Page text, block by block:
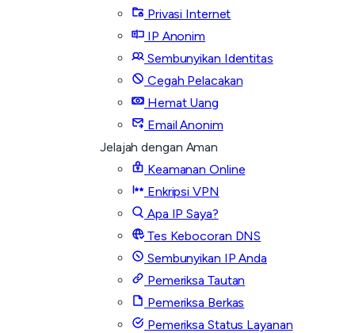
Privasi Internet
IP Anonim
Sembunyikan Identitas
Cegah Pelacakan
Hemat Uang
Email Anonim
Jelajah dengan Aman
Keamanan Online
Enkripsi VPN
Apa IP Saya?
Tes Kebocoran DNS
Sembunyikan IP Anda
Pemeriksa Tautan
Pemeriksa Berkas
Pemeriksa Status Layanan